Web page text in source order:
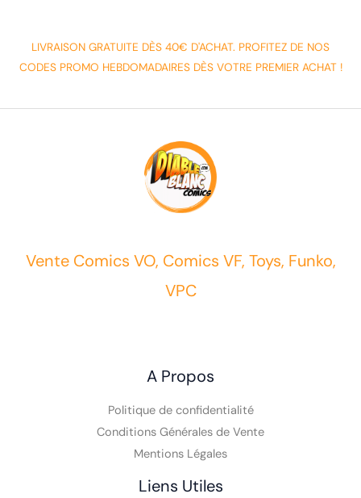
LIVRAISON GRATUITE DÈS 40€ D'ACHAT. PROFITEZ DE NOS
CODES PROMO HEBDOMADAIRES DÈS VOTRE PREMIER ACHAT !
Vente Comics VO, Comics VF, Toys, Funko,
VPC
A Propos
Politique de confidentialité
Conditions Générales de Vente
Mentions Légales
Liens Utiles